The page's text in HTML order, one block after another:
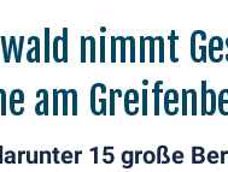
nimmt
am
15 große